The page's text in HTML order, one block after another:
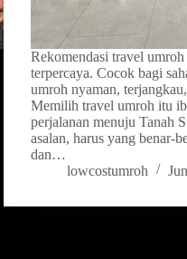
Rekomendasi travel
terpercaya. Cocok bagi
umroh nyaman,
Memilih travel umroh itu
perjalanan menuju Tanah
asalan, harus yang benar-
dan…
lowcostumroh